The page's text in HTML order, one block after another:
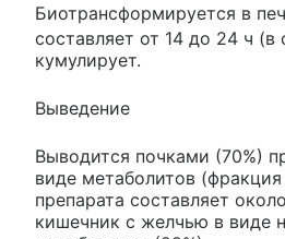
Биотрансформируется в
составляет от 14 до 24 ч (в
кумулирует.
Выведение
Выводится почками (70%)
виде метаболитов
препарата составляет
кишечник с желчью в виде